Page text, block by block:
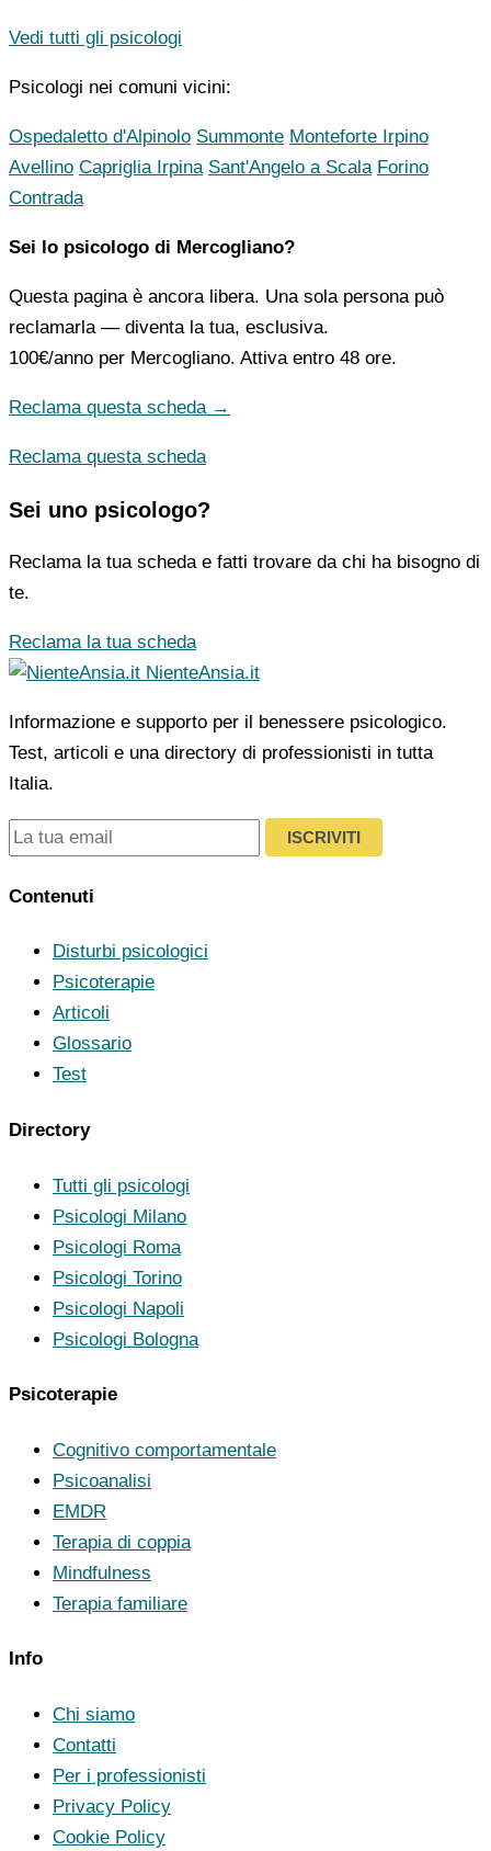
Vedi tutti gli psicologi
Psicologi nei comuni vicini:
Ospedaletto d'Alpinolo Summonte Monteforte Irpino
Avellino Capriglia Irpina Sant'Angelo a Scala Forino
Contrada
Sei lo psicologo di Mercogliano?
Questa pagina è ancora libera. Una sola persona può
reclamarla — diventa la tua, esclusiva.
100€/anno per Mercogliano. Attiva entro 48 ore.
Reclama questa scheda →
Reclama questa scheda
Sei uno psicologo?
Reclama la tua scheda e fatti trovare da chi ha bisogno di
te.
Reclama la tua scheda
NienteAnsia.it
Informazione e supporto per il benessere psicologico.
Test, articoli e una directory di professionisti in tutta
Italia.
ISCRIVITI
Contenuti
Disturbi psicologici
Psicoterapie
Articoli
Glossario
Test
Directory
Tutti gli psicologi
Psicologi Milano
Psicologi Roma
Psicologi Torino
Psicologi Napoli
Psicologi Bologna
Psicoterapie
Cognitivo comportamentale
Psicoanalisi
EMDR
Terapia di coppia
Mindfulness
Terapia familiare
Info
Chi siamo
Contatti
Per i professionisti
Privacy Policy
Cookie Policy